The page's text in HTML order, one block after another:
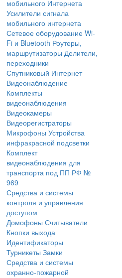
мобильного Интернета
Усилители сигнала
мобильного интернета
Сетевое оборудование Wi-
Fi и Bluetooth Роутеры,
маршрутизаторы Делители,
переходники
Спутниковый Интернет
Видеонаблюдение
Комплекты
видеонаблюдения
Видеокамеры
Видеорегистраторы
Микрофоны Устройства
инфракрасной подсветки
Комплект
видеонаблюдения для
транспорта под ПП РФ №
969
Средства и системы
контроля и управления
доступом
Домофоны Считыватели
Кнопки выхода
Идентификаторы
Турникеты Замки
Средства и системы
охранно-пожарной